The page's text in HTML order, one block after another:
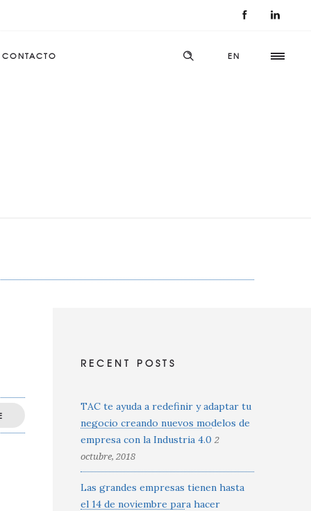
EN
CONTACTO
RECENT POSTS
TAC te ayuda a redefinir y adaptar tu
negocio creando nuevos modelos de
empresa con la Industria 4.0 2
octubre, 2018
Las grandes empresas tienen hasta
el 14 de noviembre para hacer